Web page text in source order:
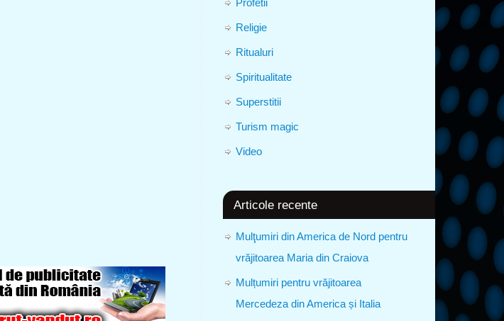
Religie
Ritualuri
Spiritualitate
Superstitii
Turism magic
Video
Articole recente
Mulţumiri din America de Nord pentru
vrăjitoarea Maria din Craiova
Mulțumiri pentru vrăjitoarea
Mercedeza din America și Italia